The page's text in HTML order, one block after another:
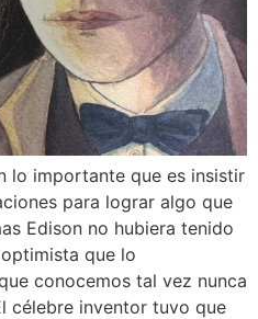
lo importante que es insistir
para lograr algo que
Edison no hubiera tenido
que lo
conocemos tal vez nunca
célebre inventor tuvo que